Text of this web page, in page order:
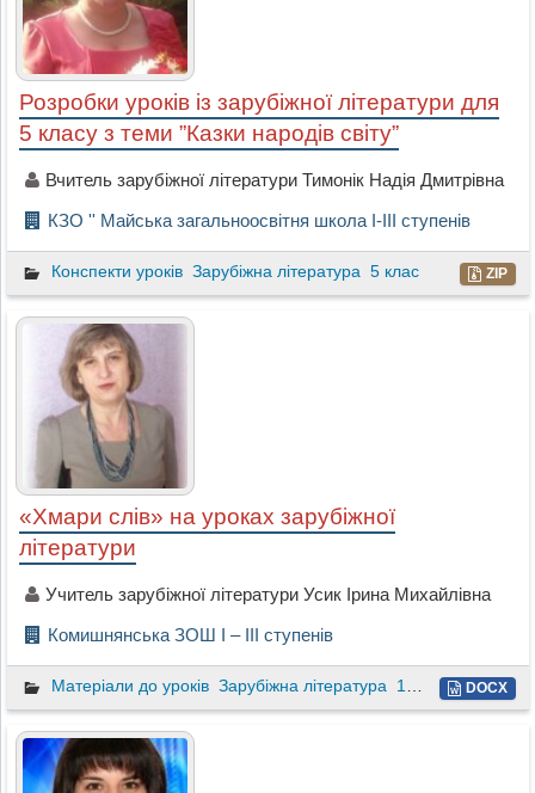
Розробки уроків із зарубіжної літератури для
5 класу з теми ”Казки народів світу”
Вчитель зарубіжної літератури Тимонік Надія Дмитрівна
КЗО '' Майська загальноосвітня школа I-III ступенів
Конспекти уроків Зарубіжна література 5 клас ZIP
«Хмари слів» на уроках зарубіжної
літератури
Учитель зарубіжної літератури Усик Ірина Михайлівна
Комишнянська ЗОШ І – ІІІ ступенів
Матеріали до уроків Зарубіжна література 10 клас DOCX